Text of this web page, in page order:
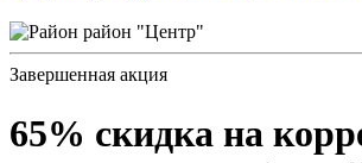
район "Центр"
Завершенная акция
65% скидка на